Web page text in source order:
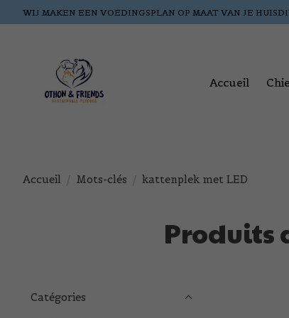
WIJ MAKEN EEN VOEDINGSPLAN OP MAAT VAN JE
Accueil
Accueil Mots-clés kattenplek met LED
Produits
Catégories